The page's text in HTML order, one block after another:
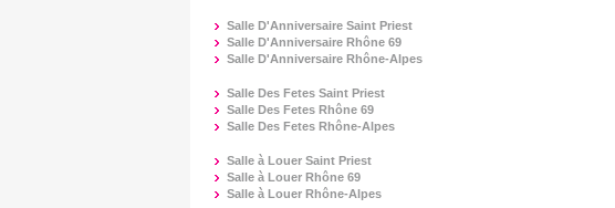
Salle D'Anniversaire Saint Priest
Salle D'Anniversaire Rhône 69
Salle D'Anniversaire Rhône-Alpes
Salle Des Fetes Saint Priest
Salle Des Fetes Rhône 69
Salle Des Fetes Rhône-Alpes
Salle à Louer Saint Priest
Salle à Louer Rhône 69
Salle à Louer Rhône-Alpes